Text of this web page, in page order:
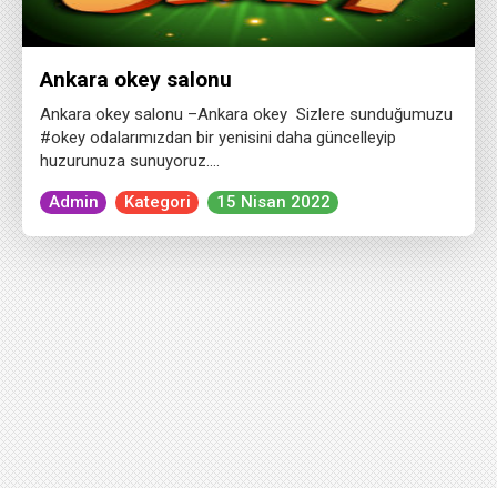
Ankara okey salonu
Ankara okey salonu –Ankara okey Sizlere sunduğumuzu
#okey odalarımızdan bir yenisini daha güncelleyip
huzurunuza sunuyoruz….
Admin Kategori 15 Nisan 2022